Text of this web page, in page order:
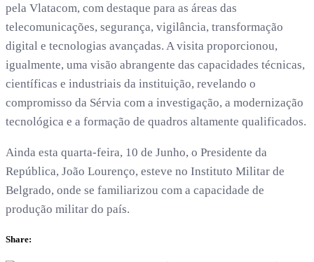
pela Vlatacom, com destaque para as áreas das
telecomunicações, segurança, vigilância, transformação
digital e tecnologias avançadas. A visita proporcionou,
igualmente, uma visão abrangente das capacidades técnicas,
científicas e industriais da instituição, revelando o
compromisso da Sérvia com a investigação, a modernização
tecnológica e a formação de quadros altamente qualificados.
Ainda esta quarta-feira, 10 de Junho, o Presidente da
República, João Lourenço, esteve no Instituto Militar de
Belgrado, onde se familiarizou com a capacidade de
produção militar do país.
Share: